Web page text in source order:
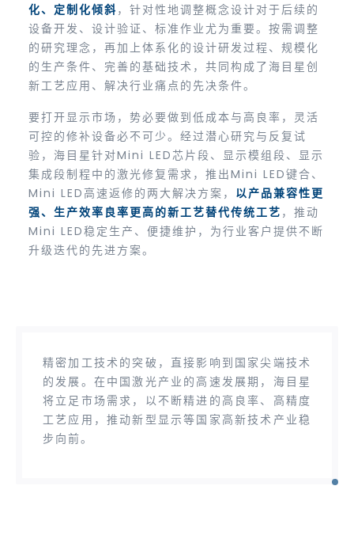
化、定制化倾斜 ，针对性地调整概念设计对于后续的
设备开发、设计验证、标准作业尤为重要。按需调整
的研究理念，再加上体系化的设计研发过程、规模化
的生产条件、完善的基础技术，共同构成了海目星创
新工艺应用、解决行业痛点的先决条件。
要打开显示市场，势必要做到低成本与高良率，灵活
可控的修补设备必不可少。经过潜心研究与反复试
验，海目星针对Mini LED芯片段、显示模组段、显示
集成段制程中的激光修复需求，推出Mini LED键合、
Mini LED高速返修的两大解决方案， 以产品兼容性更
强、生产效率良率更高的新工艺替代传统工艺 ，推动
Mini LED稳定生产、便捷维护，为行业客户提供不断
升级迭代的先进方案。
精密加工技术的突破，直接影响到国家尖端技术
的发展。在中国激光产业的高速发展期，海目星
将立足市场需求，以不断精进的高良率、高精度
工艺应用，推动新型显示等国家高新技术产业稳
步向前。